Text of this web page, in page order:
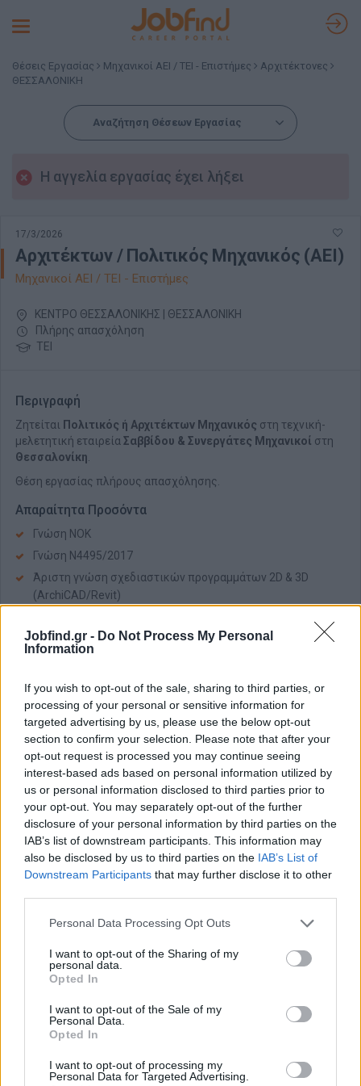
Jobfind.gr - Do Not Process My Personal
Information
If you wish to opt-out of the sale, sharing to third parties, or
processing of your personal or sensitive information for
targeted advertising by us, please use the below opt-out
section to confirm your selection. Please note that after your
opt-out request is processed you may continue seeing
interest-based ads based on personal information utilized by
us or personal information disclosed to third parties prior to
your opt-out. You may separately opt-out of the further
disclosure of your personal information by third parties on the
IAB’s list of downstream participants. This information may
also be disclosed by us to third parties on the IAB’s List of
Downstream Participants that may further disclose it to other
Personal Data Processing Opt Outs
I want to opt-out of the Sharing of my
personal data.
Opted In
I want to opt-out of the Sale of my
Personal Data.
Opted In
I want to opt-out of processing my
Personal Data for Targeted Advertising.
Toggle
Θέσεις Εργασίας Μηχανικοί ΑΕΙ / ΤΕΙ - Επιστήμες
Αρχιτέκτονες
ΘΕΣΣΑΛΟΝΙΚΗ
Αναζήτηση Θέσεων Εργασίας
Η αγγελία εργασίας έχει λήξει
17/3/2026
Αρχιτέκτων / Πολιτικός Μηχανικός (ΑΕΙ)
Μηχανικοί ΑΕΙ / ΤΕΙ - Επιστήμες
ΚΕΝΤΡΟ ΘΕΣΣΑΛΟΝΙΚΗΣ | ΘΕΣΣΑΛΟΝΙΚΗ
Πλήρης απασχόληση
ΤΕΙ
Περιγραφή
Ζητείται Πολιτικός ή Αρχιτέκτων Μηχανικός στη τεχνική-
μελετητική εταιρεία Σαββίδου & Συνεργάτες Μηχανικοί στη
Θεσσαλονίκη
Θέση εργασίας πλήρους απασχόλησης.
Απαραίτητα Προσόντα
Γνώση ΝΟΚ
Γνώση Ν4495/2017
Άριστη γνώση σχεδιαστικών προγραμμάτων 2D & 3D
(ArchiCAD/Revit)
Παροχές
Δυνατότητες εξέλιξης σε θέση προϊσταμένου τμήματος
έκδοσης οικοδομικών αδειών
Θέσεις εργασίας
Όλες οι Θέσεις Εργασίας